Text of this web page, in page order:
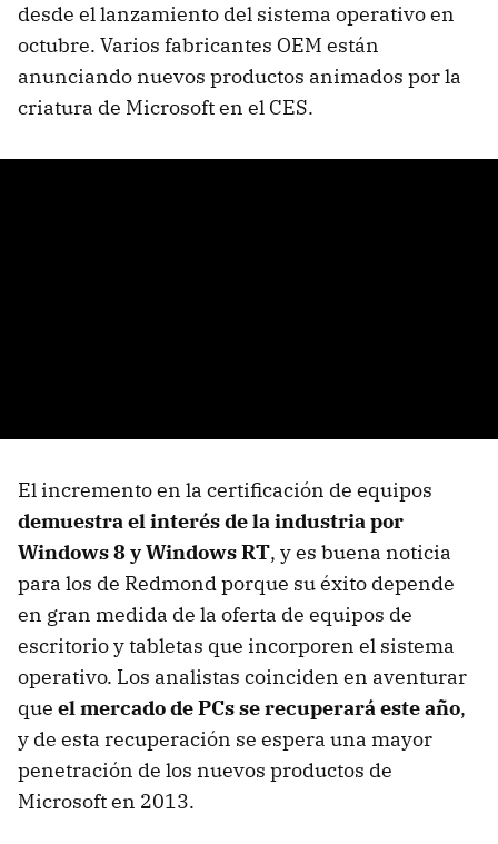
desde el lanzamiento del sistema operativo en
octubre. Varios fabricantes OEM están
anunciando nuevos productos animados por la
criatura de Microsoft en el CES.
El incremento en la certificación de equipos
demuestra el interés de la industria por
Windows 8 y Windows RT, y es buena noticia
para los de Redmond porque su éxito depende
en gran medida de la oferta de equipos de
escritorio y tabletas que incorporen el sistema
operativo. Los analistas coinciden en aventurar
que el mercado de PCs se recuperará este año,
y de esta recuperación se espera una mayor
penetración de los nuevos productos de
Microsoft en 2013.